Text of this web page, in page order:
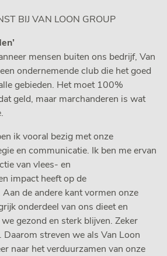
BIJ VAN LOON GROUP
mensen buiten ons bedrijf, Van
ondernemende club die het goed
gebieden. Het moet 100%
geld, maar marchanderen is wat
ik vooral bezig met onze
en communicatie. Ik ben me ervan
van vlees- en
impact heeft op de
de andere kant vormen onze
onderdeel van ons dieet en
gezond en sterk blijven. Zeker
Daarom streven we als Van Loon
naar het verduurzamen van onze